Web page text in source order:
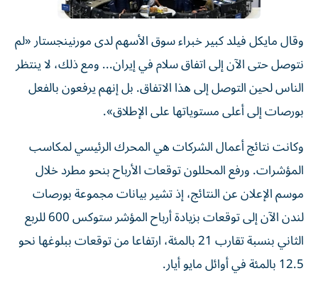
وقال مايكل فيلد كبير خبراء سوق الأسهم لدى مورنينجستار «لم
نتوصل حتى الآن إلى اتفاق سلام في إيران... ومع ذلك، لا ينتظر
الناس لحين التوصل إلى هذا الاتفاق. بل إنهم يرفعون بالفعل
بورصات إلى ​أعلى مستوياتها على الإطلاق».
وكانت نتائج أعمال الشركات هي المحرك الرئيسي لمكاسب
المؤشرات. ورفع المحللون توقعات الأرباح بنحو مطرد خلال ​
موسم الإعلان ‌عن النتائج، إذ تشير بيانات مجموعة بورصات
لندن الآن إلى توقعات بزيادة ‌أرباح المؤشر ستوكس 600 للربع
الثاني بنسبة تقارب 21 بالمئة، ارتفاعا من توقعات ببلوغها نحو
12.5 بالمئة في أوائل مايو أيار.